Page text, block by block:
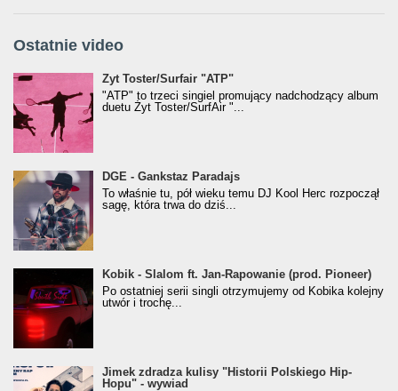
Ostatnie video
Żyt Toster/SurfAir - ATP VIDEO
Żyt Toster/Surfair "ATP"
"ATP" to trzeci singiel promujący nadchodzący album
duetu Żyt Toster/SurfAir "...
donGURALesko z nagrodą za
Klasyczny/Trueschoolowy Album Roku
(Popkillery 2023)
DGE - Gankstaz Paradajs
To właśnie tu, pół wieku temu DJ Kool Herc rozpoczął
sagę, która trwa do dziś...
Kobik - Slalom ft. Jan-Rapowanie (prod. Pioneer)
[Official Music Visualiser]
Kobik - Slalom ft. Jan-Rapowanie (prod. Pioneer)
Po ostatniej serii singli otrzymujemy od Kobika kolejny
utwór i trochę...
Jimek zdradza kulisy "Historii Polskiego Hip-
Hopu" - wywiad
Jimek zdradza kulisy "Historii Polskiego Hip-
Hopu" - wywiad